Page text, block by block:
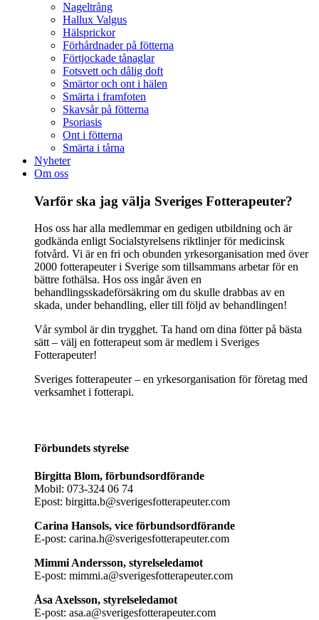
Nageltrång
Hallux Valgus
Hälsprickor
Förhårdnader på fötterna
Förtjockade tånaglar
Fotsvett och dålig doft
Smärtor och ont i hälen
Smärta i framfoten
Skavsår på fötterna
Psoriasis
Ont i fötterna
Smärta i tårna
Nyheter
Om oss
Varför ska jag välja Sveriges Fotterapeuter?
Hos oss har alla medlemmar en gedigen utbildning och är
godkända enligt Socialstyrelsens riktlinjer för medicinsk
fotvård. Vi är en fri och obunden yrkesorganisation med över
2000 fotterapeuter i Sverige som tillsammans arbetar för en
bättre fothälsa. Hos oss ingår även en
behandlingsskadeförsäkring om du skulle drabbas av en
skada, under behandling, eller till följd av behandlingen!
Vår symbol är din trygghet. Ta hand om dina fötter på bästa
sätt – välj en fotterapeut som är medlem i Sveriges
Fotterapeuter!
Sveriges fotterapeuter – en yrkesorganisation för företag med
verksamhet i fotterapi.
Förbundets styrelse
Birgitta Blom, förbundsordförande
Mobil: 073-324 06 74
Epost: birgitta.b@sverigesfotterapeuter.com
Carina Hansols, vice förbundsordförande
E-post: carina.h@sverigesfotterapeuter.com
Mimmi Andersson, styrelseledamot
E-post: mimmi.a@sverigesfotterapeuter.com
Åsa Axelsson, styrelseledamot
E-post: asa.a@sverigesfotterapeuter.com